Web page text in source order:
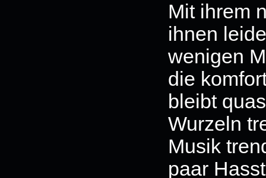
Mit ihrem
ihnen
wenigen
die
bleibt
Wurzeln
Musik
paar